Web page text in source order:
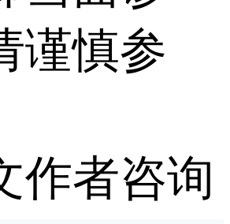
谨慎参
作者咨询